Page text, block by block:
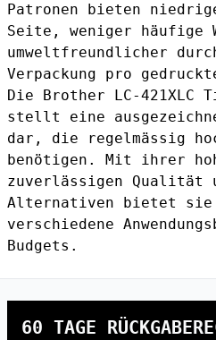
Patronen bieten
Seite, weniger häufige
umweltfreundlicher
Verpackung pro
Die Brother LC-421XLC
stellt eine
dar, die regelmässig
benötigen. Mit ihrer
zuverlässigen Qualität
Alternativen bietet
verschiedene
Budgets.
60 TAGE